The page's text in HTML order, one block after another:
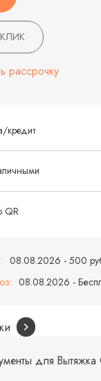
рассрочку
кредит
QR
08.08.2026 - 500
08.08.2026 -
для Вытяжка